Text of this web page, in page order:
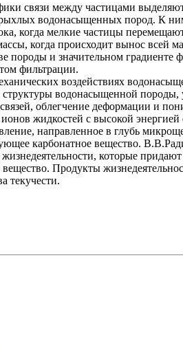
связи между частицами
водонасыщенных пород. К
когда мелкие частицы
когда происходит вынос
породы и значительном
фильтрации.
воздействиях
структуры водонасыщенной
облегчение деформации и
жидкостей с высокой
направленное в глубь
карбонатное вещество.
которые
Продукты
текучести.